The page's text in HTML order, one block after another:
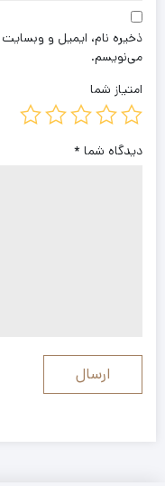
ذخیره نام، ایمیل و وبسایت
می‌نویسم.
امتیاز شما
دیدگاه شما *